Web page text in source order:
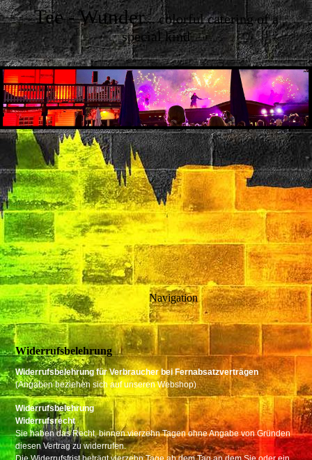
Tee - Wunder... colorful catering of a
special kind
Navigation
Widerrufsbelehrung
Widerrufsbelehrung für Verbraucher bei Fernabsatzverträgen
(Angaben beziehen sich auf unseren Webshop)
Widerrufsbelehrung
Widerrufsrecht
Sie haben das Recht, binnen vierzehn Tagen ohne Angabe von Gründen
diesen Vertrag zu widerrufen.